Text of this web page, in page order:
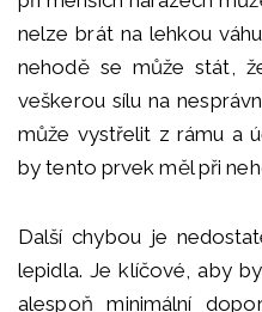
nelze brát na lehkou
nehodě se může stát,
veškerou sílu na
může vystřelit z rámu a
by tento prvek měl při
Další chybou je
lepidla. Je klíčové, aby
alespoň minimální